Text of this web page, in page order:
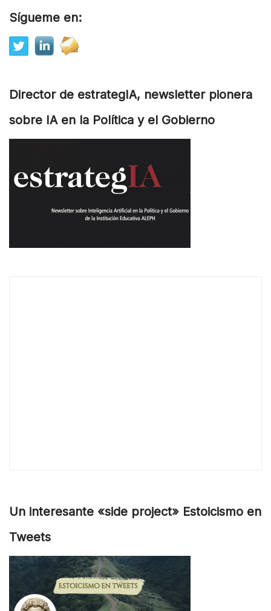
Sígueme en:
Director de estrategIA, newsletter pionera
sobre IA en la Política y el Gobierno
Un interesante «side project» Estoicismo en
Tweets